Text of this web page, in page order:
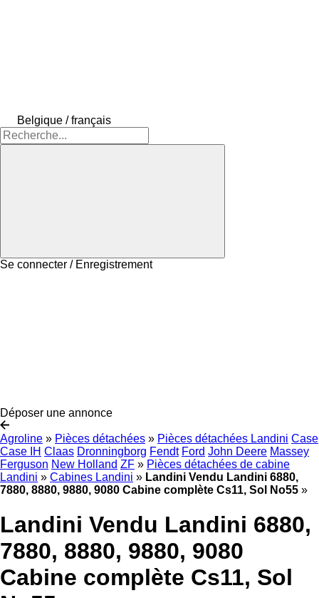
Belgique / français
Se connecter / Enregistrement
Déposer une annonce
Agroline » Pièces détachées » Pièces détachées Landini Case
Case IH Claas Dronningborg Fendt Ford John Deere Massey
Ferguson New Holland ZF » Pièces détachées de cabine
Landini » Cabines Landini » Landini Vendu Landini 6880,
7880, 8880, 9880, 9080 Cabine complète Cs11, Sol No55 »
Landini Vendu Landini 6880,
7880, 8880, 9880, 9080
Cabine complète Cs11, Sol